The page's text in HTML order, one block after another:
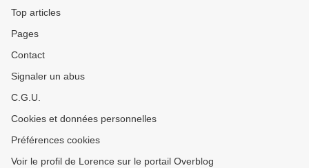
Top articles
Pages
Contact
Signaler un abus
C.G.U.
Cookies et données personnelles
Préférences cookies
Voir le profil de Lorence sur le portail Overblog